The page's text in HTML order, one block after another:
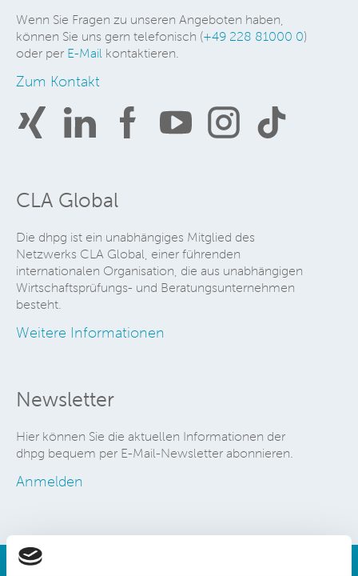
Wenn Sie Fragen zu unseren Angeboten haben,
können Sie uns gern telefonisch (+49 228 81000 0)
oder per E-Mail kontaktieren.
Zum Kontakt
CLA Global
Die dhpg ist ein unabhängiges Mitglied des
Netzwerks CLA Global, einer führenden
internationalen Organisation, die aus unabhängigen
Wirtschaftsprüfungs- und Beratungsunternehmen
besteht.
Weitere Informationen
Newsletter
Hier können Sie die aktuellen Informationen der
dhpg bequem per E-Mail-Newsletter abonnieren.
Anmelden